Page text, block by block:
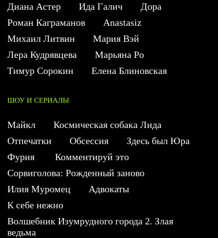
Диана Астер
Ида Галич
Дора
Роман Каграманов
Anastasiz
Михаил Литвин
Мария Вэй
Лера Кудрявцева
Марьяна Ро
Тимур Сорокин
Елена Блиновская
ШОУ И СЕРИАЛЫ
Майкл
Космическая собака Лида
Отпечатки
Обсессия
Здесь был Юра
Фурия
Комментируй это
Сорвиголова: Рожденный заново
Илия Муромец
Адвокаты
К себе нежно
Волшебник Изумрудного города 2. Злая
ведьма